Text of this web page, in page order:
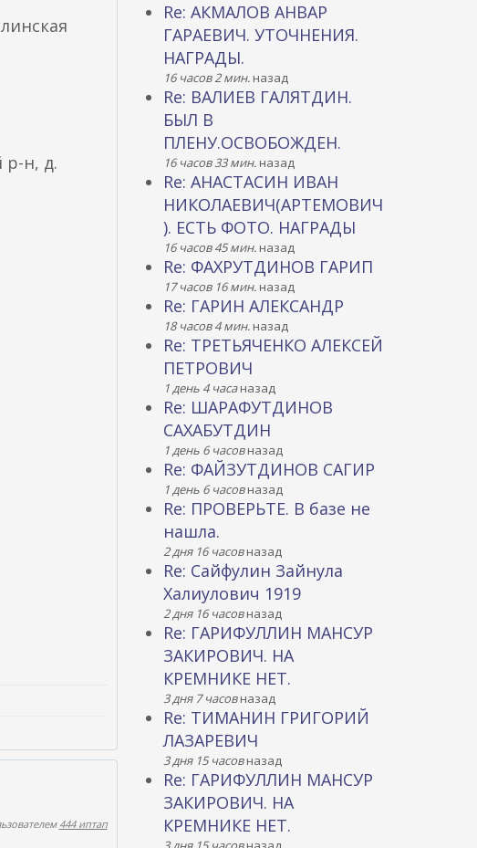
р-н, д.
444 иптап
Re: АКМАЛОВ АНВАР
ГАРАЕВИЧ. УТОЧНЕНИЯ.
НАГРАДЫ.
16 часов 2 мин.назад
Re: ВАЛИЕВ ГАЛЯТДИН.
БЫЛ В
ПЛЕНУ.ОСВОБОЖДЕН.
16 часов 33 мин.назад
Re: АНАСТАСИН ИВАН
НИКОЛАЕВИЧ(АРТЕМОВИЧ
). ЕСТЬ ФОТО. НАГРАДЫ
16 часов 45 мин.назад
Re: ФАХРУТДИНОВ ГАРИП
17 часов 16 мин.назад
Re: ГАРИН АЛЕКСАНДР
18 часов 4 мин.назад
Re: ТРЕТЬЯЧЕНКО АЛЕКСЕЙ
ПЕТРОВИЧ
1 день 4 часаназад
Re: ШАРАФУТДИНОВ
САХАБУТДИН
1 день 6 часовназад
Re: ФАЙЗУТДИНОВ САГИР
1 день 6 часовназад
Re: ПРОВЕРЬТЕ. В базе не
нашла.
2 дня 16 часовназад
Re: Сайфулин Зайнула
Халиулович 1919
2 дня 16 часовназад
Re: ГАРИФУЛЛИН МАНСУР
ЗАКИРОВИЧ. НА
КРЕМНИКЕ НЕТ.
3 дня 7 часовназад
Re: ТИМАНИН ГРИГОРИЙ
ЛАЗАРЕВИЧ
3 дня 15 часовназад
Re: ГАРИФУЛЛИН МАНСУР
ЗАКИРОВИЧ. НА
КРЕМНИКЕ НЕТ.